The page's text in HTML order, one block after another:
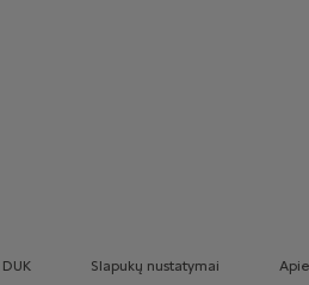
Slapukų nustatymai
DUK